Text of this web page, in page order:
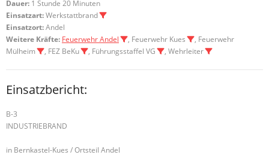
Dauer: 1 Stunde 20 Minuten
Einsatzart:Werkstattbrand
Einsatzort:Andel
Weitere Kräfte: Feuerwehr Andel , Feuerwehr Kues
, Feuerwehr
Mülheim
, FEZ BeKu , Führungsstaffel VG , Wehrleiter
Einsatzbericht:
B-3
INDUSTRIEBRAND
in Bernkastel-Kues / Ortsteil Andel